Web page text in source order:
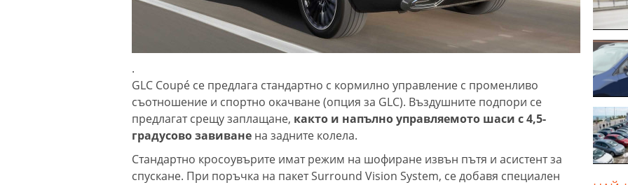
.
GLC Coupé се предлага стандартно с кормилно управление с променливо
съотношение и спортно окачване (опция за GLC). Въздушните подпори се
предлагат срещу заплащане, както и напълно управляемото шаси с 4,5-
градусово завиване на задните колела.
Стандартно кросоувърите имат режим на шофиране извън пътя и асистент за
спускане. При поръчка на пакет Surround Vision System, се добавя специален